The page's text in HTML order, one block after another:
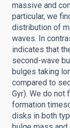
massive and
particular, we
distribution of
waves. In
indicates that
second-wave
bulges taking
compared to
Gyr). We do not
formation
disks in both